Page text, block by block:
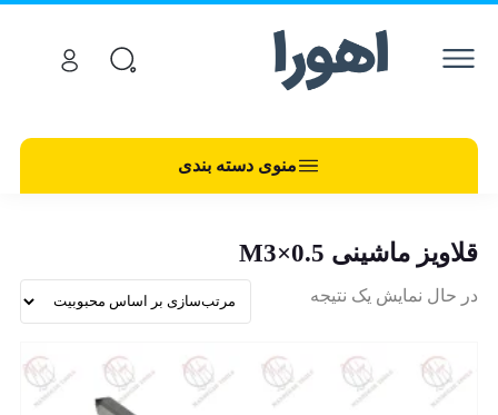
منوی دسته بندی
قلاویز ماشینی M3×0.5
در حال نمایش یک نتیجه